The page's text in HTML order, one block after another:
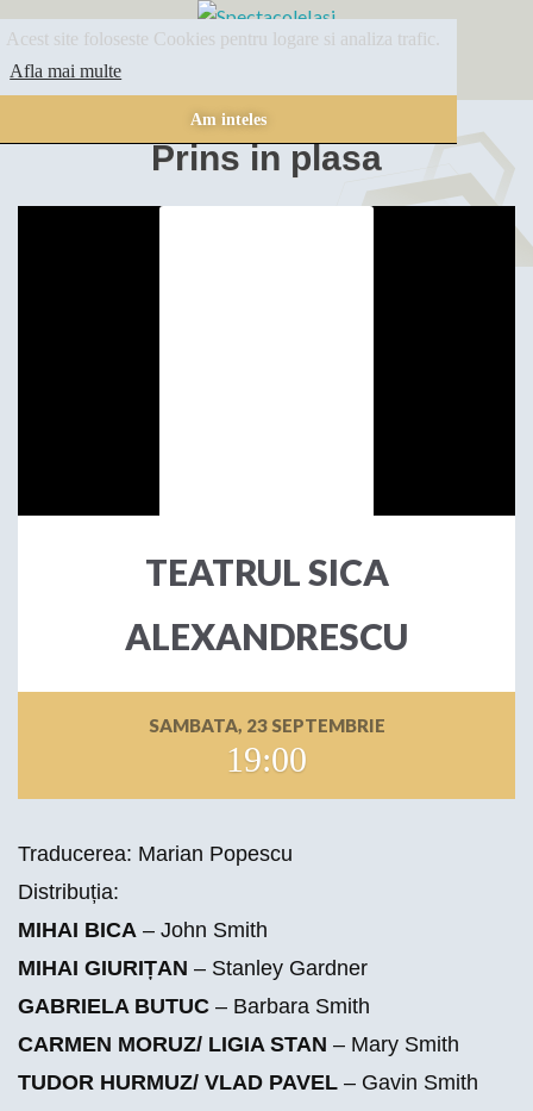
Acest site foloseste Cookies pentru logare si analiza trafic.
Afla mai multe
Am inteles
SPECTACOLE
Prins in plasa
TEATRUL SICA
ALEXANDRESCU
SAMBATA, 23 SEPTEMBRIE
19:00
Traducerea: Marian Popescu
Distribuția:
MIHAI BICA – John Smith
MIHAI GIURIȚAN – Stanley Gardner
GABRIELA BUTUC – Barbara Smith
CARMEN MORUZ/ LIGIA STAN – Mary Smith
TUDOR HURMUZ/ VLAD PAVEL – Gavin Smith